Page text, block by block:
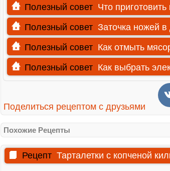
Полезный совет Что
Полезный совет Заточка ножей
Полезный совет Как отмыть
Полезный совет Как выбрать
Поделиться рецептом с друзьями
Похожие Рецепты
Рецепт Тарталетки с копченой